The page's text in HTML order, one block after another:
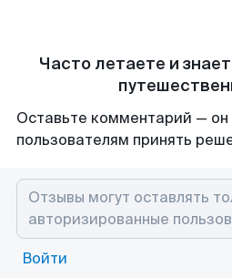
Часто летаете и
Оставьте комментарий —
пользователям принять
Войти